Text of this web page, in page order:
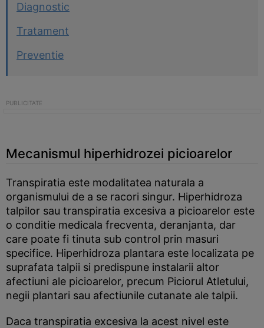
Diagnostic
Tratament
Preventie
Mecanismul hiperhidrozei picioarelor
Transpiratia este modalitatea naturala a
organismului de a se racori singur. Hiperhidroza
talpilor sau transpiratia excesiva a picioarelor este
o conditie medicala frecventa, deranjanta, dar
care poate fi tinuta sub control prin masuri
specifice. Hiperhidroza plantara este localizata pe
suprafata talpii si predispune instalarii altor
afectiuni ale picioarelor, precum Piciorul Atletului,
negii plantari sau afectiunile cutanate ale talpii.
Daca transpiratia excesiva la acest nivel este